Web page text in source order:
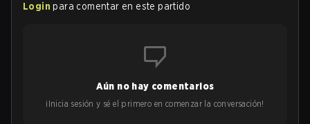
Login para comentar en este partido
Aún no hay comentarios
¡Inicia sesión y sé el primero en comenzar la conversación!